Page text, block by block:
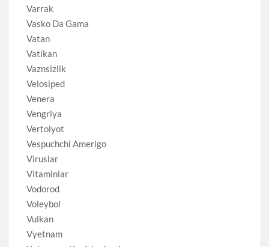
Varrak
Vasko Da Gama
Vatan
Vatikan
Vaznsizlik
Velosiped
Venera
Vengriya
Vertolyot
Vespuchchi Amerigo
Viruslar
Vitaminlar
Vodorod
Voleybol
Vulkan
Vyetnam